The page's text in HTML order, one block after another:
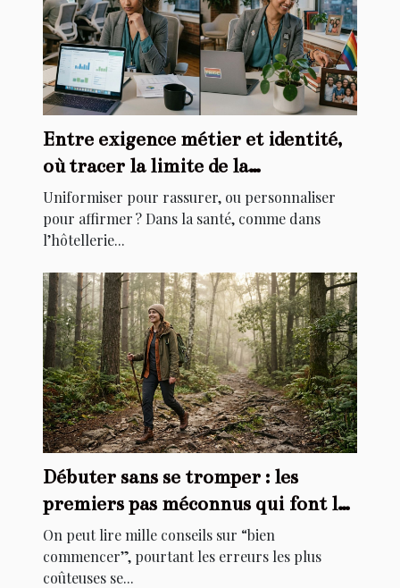
Entre exigence métier et identité,
où tracer la limite de la
personnalisation ?
Uniformiser pour rassurer, ou personnaliser
pour affirmer ? Dans la santé, comme dans
l’hôtellerie...
Débuter sans se tromper : les
premiers pas méconnus qui font la
différence
On peut lire mille conseils sur “bien
commencer”, pourtant les erreurs les plus
coûteuses se...